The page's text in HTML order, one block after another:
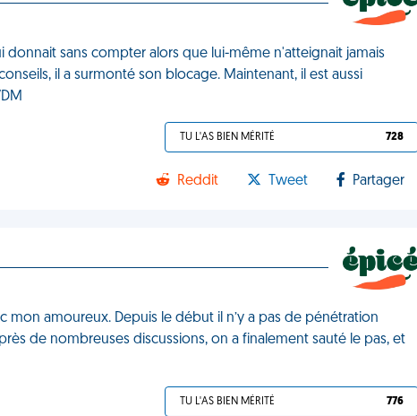
donnait sans compter alors que lui-même n'atteignait jamais
il a surmonté son blocage. Maintenant, il est aussi
TU L'AS BIEN MÉRITÉ 728
Reddit Tweet Partager
mon amoureux. Depuis le début il n’y a pas de pénétration
de nombreuses discussions, on a finalement sauté le pas, et
TU L'AS BIEN MÉRITÉ 776